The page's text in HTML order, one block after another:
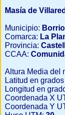
Masía de
Municipio: Borriol
Comarca: La
Provincia:
CCAA:
Altura Media del
Latitud en
Longitud en
Coordenada X
Coordenada Y